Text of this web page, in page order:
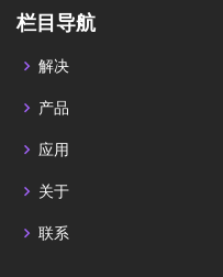
栏目导航
解决
产品
应用
关于
联系